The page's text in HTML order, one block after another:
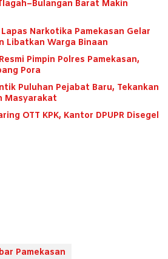
Barat Makin
Lapas Narkotika Pamekasan Gelar
Libatkan Warga Binaan
Pimpin Polres Pamekasan,
Pora
Puluhan Pejabat Baru, Tekankan
Masyarakat
OTT KPK, Kantor DPUPR Disegel
Pamekasan